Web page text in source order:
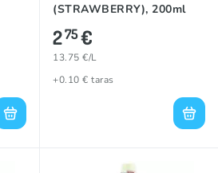
(STRAWBERRY), 200ml
275€
13.75 €/L
+0.10 € taras